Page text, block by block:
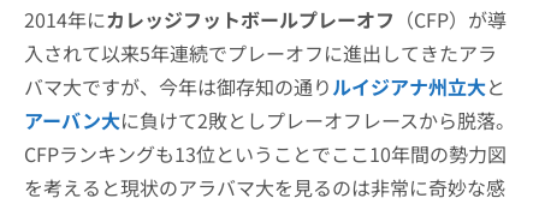
2014年にカレッジフットボールプレーオフ （CFP）が導
入されて以来5年連続でプレーオフに進出してきたアラ
バマ大ですが、今年は御存知の通りルイジアナ州立大と
アーバン大に負けて2敗としプレーオフレースから脱落。
CFPランキングも13位ということでここ10年間の勢力図
を考えると現状のアラバマ大を見るのは非常に奇妙な感